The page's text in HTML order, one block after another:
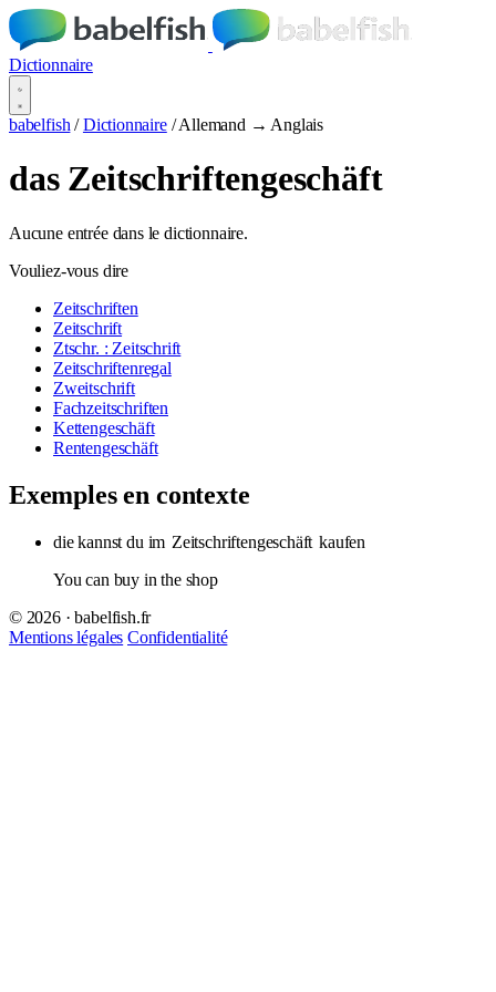
Dictionnaire
babelfish / Dictionnaire / Allemand → Anglais
das Zeitschriftengeschäft
Aucune entrée dans le dictionnaire.
Vouliez-vous dire
Zeitschriften
Zeitschrift
Ztschr. : Zeitschrift
Zeitschriftenregal
Zweitschrift
Fachzeitschriften
Kettengeschäft
Rentengeschäft
Exemples en contexte
die kannst du im Zeitschriftengeschäft kaufen
You can buy in the shop
© 2026 · babelfish.fr
Mentions légales Confidentialité